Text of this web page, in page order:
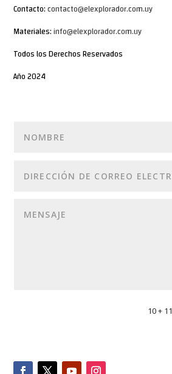
Contacto:contacto@elexplorador.com.uy
Materiales:info@elexplorador.com.uy
Todos los Derechos Reservados
Año 2024
10 + 11